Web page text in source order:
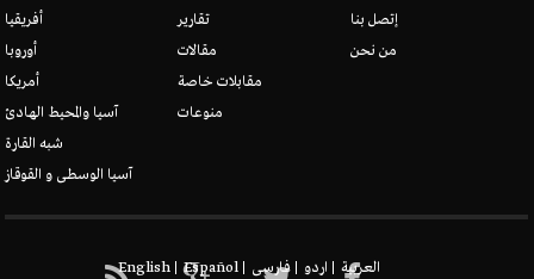
أفريقيا
أوروبا
أمريكا
آسيا والمحيط الهادئ
شبه القارة
آسيا الوسطى و القوقاز
تقارير
مقالات
مقابلات خاصة
منوعات
إتصل بنا
من نحن
العربیة اردو فارسی Español
English